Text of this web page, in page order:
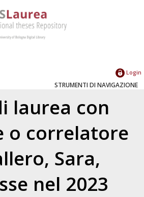
Login
STRUMENTI DI NAVIGAZIONE
laurea con
o correlatore
Sara,
nel 2023